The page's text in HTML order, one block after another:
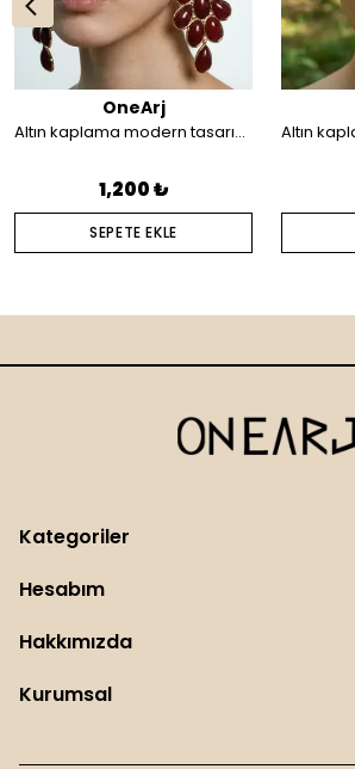
OneArj
Altın kaplama modern tasarım küpe
1,200 ₺
SEPETE EKLE
Kategoriler
Hesabım
Hakkımızda
Kurumsal